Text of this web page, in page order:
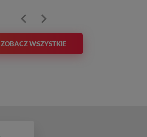
ZOBACZ WSZYSTKIE